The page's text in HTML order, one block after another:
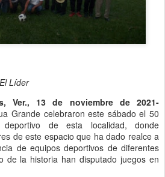
Líder
Ver., 13 de noviembre de 2021-
Grande celebraron este sábado el 50
de esta localidad, donde
de este espacio que ha dado realce a
de equipos deportivos de diferentes
de la historia han disputado juegos en